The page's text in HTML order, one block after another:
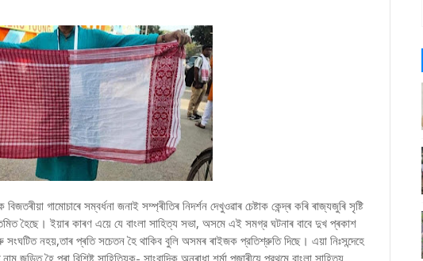
গামোচাৰে সম্বৰ্ধনা জনাই সম্প্ৰীতিৰ নিদৰ্শন দেখুওৱাৰ চেষ্টাক কেন্দ্ৰ কৰি ৰাজ্যজুৰি সৃষ্টি
হৈছে। ইয়াৰ কাৰণ এয়ে যে বাংলা সাহিত্য সভা, অসমে এই সমগ্র ঘটনাৰ বাবে দুখ প্ৰকাশ
নহয়,তাৰ প্ৰতি সচেতন হৈ থাকিব বুলি অসমৰ ৰাইজক প্রতিশ্রুতি দিছে। এয়া নিঃসন্দেহে
হৈ পৰা বিশিষ্ট সাহিত্যিক- সাংবাদিক অনুৰাধা শৰ্মা পূজাৰীয়ে প্রথমে বাংলা সাহিত্য